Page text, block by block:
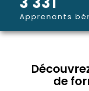
Apprenants
de